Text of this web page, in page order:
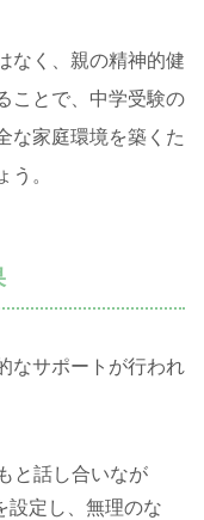
なく、親の精神的健
ことで、中学受験の
な家庭環境を築くた
う。
なサポートが行われ
と話し合いなが
設定し、無理のな